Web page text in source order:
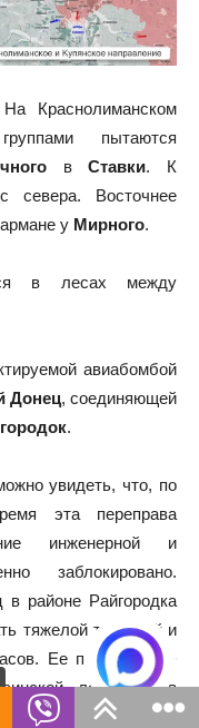
На Краснолиманском
пытаются
вСтавки. К
севера. Восточнее
у Мирного.
в лесах между
авиабомбой
Донец, соединяющей
.
увидеть, что, по
эта переправа
инженерной и
заблокировано.
в районе Райгородка
тяжелой техникой и
Ее повреждение
логистики в
обходные